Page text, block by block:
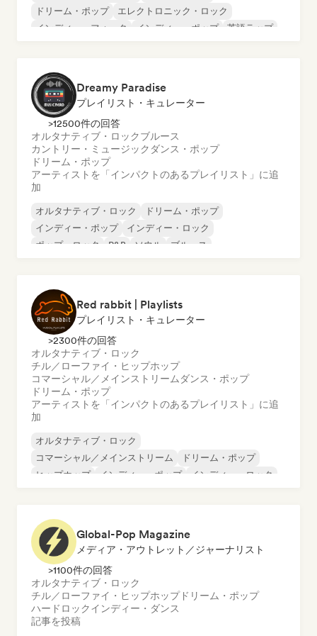
ドリーム・ポップ
エレクトロニック・ロック
インディー・フォーク
インディー・ポップ
英語ラップ
Dreamy Paradise
プレイリスト・キュレーター
>12500件の回答
オルタナティブ・ロックブルース
カントリー・ミュージック ダンス・ポップ
ドリーム・ポップ
アーティストを「インパクトのあるプレイリスト」に追
加
オルタナティブ・ロック
ドリーム・ポップ
インディー・ポップ
インディー・ロック
ポップ・ロック
R&B ソウル ブルース
Red rabbit | Playlists
プレイリスト・キュレーター
>2300件の回答
オルタナティブ・ロック
チル／ローファイ・ヒップホップ
コマーシャル／メインストリーム ダンス・ポップ
ドリーム・ポップ
アーティストを「インパクトのあるプレイリスト」に追
加
オルタナティブ・ロック
コマーシャル／メインストリーム
ドリーム・ポップ
ヒップホップ
インディー・ポップ
インディー・ロック
Global-Pop Magazine
メディア・アウトレット／ジャーナリスト
>1100件の回答
オルタナティブ・ロック
チル／ローファイ・ヒップホップドリーム・ポップ
ハードロックインディー・ダンス
記事を投稿